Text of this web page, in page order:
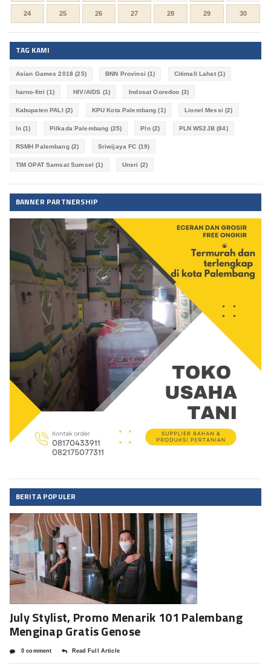
24 25 26 27 28 29 30
TAG KAMI
Asian Games 2018 (25) BNN Provinsi (1) Citimall Lahat(1)
harno-fitri (1) HIV/AIDS (1) Indosat Ooredoo (3)
Kabupaten PALI (2) KPU Kota Palembang (1) Lionel Messi (2)
ln (1) Pilkada Palembang (25) Pln(2) PLN WS2JB(84)
RSMH Palembang(2) Sriwijaya FC (19)
TIM OPAT Samsat Sumsel (1) Unsri (2)
BANNER PARTNERSHIP
BERITA POPULER
July Stylist, Promo Menarik 101 Palembang
Menginap Gratis Genose
0 comment Read Full Article